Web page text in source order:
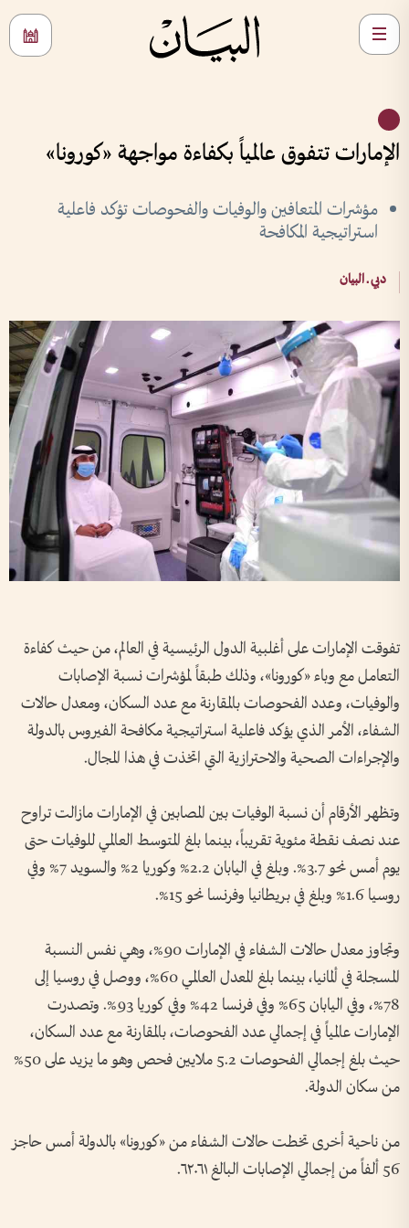
الإمارات تتفوق عالمياً بكفاءة مواجهة «كورونا»
مؤشرات المتعافين والوفيات والفحوصات تؤكد فاعلية
استراتيجية المكافحة
دبي ـ البيان
تفوقت الإمارات على أغلبية الدول الرئيسية في العالم، من حيث كفاءة
التعامل مع وباء «كورونا»، وذلك طبقاً لمؤشرات نسبة الإصابات
والوفيات، وعدد الفحوصات بالمقارنة مع عدد السكان، ومعدل حالات
الشفاء، الأمر الذي يؤكد فاعلية استراتيجية مكافحة الفيروس بالدولة
والإجراءات الصحية والاحترازية التي اتخذت في هذا المجال.
وتظهر الأرقام أن نسبة الوفيات بين المصابين في الإمارات مازالت تراوح
عند نصف نقطة مئوية تقريباً، بينما بلغ المتوسط العالمي للوفيات حتى
يوم أمس نحو 3.7%. وبلغ في اليابان 2.2% وكوريا 2% والسويد 7% وفي
روسيا 1.6% وبلغ في بريطانيا وفرنسا نحو 15%.
وتجاوز معدل حالات الشفاء في الإمارات 90%، وهي نفس النسبة
المسجلة في ألمانيا، بينما بلغ المعدل العالمي 60%، ووصل في روسيا إلى
78%، وفي اليابان 65% وفي فرنسا 42% وفي كوريا 93%. وتصدرت
الإمارات عالمياً في إجمالي عدد الفحوصات، بالمقارنة مع عدد السكان،
حيث بلغ إجمالي الفحوصات 5.2 ملايين فحص وهو ما يزيد على 50%
من سكان الدولة.
من ناحية أخرى تخطت حالات الشفاء من «كورونا» بالدولة أمس حاجز
56 ألفاً من إجمالي الإصابات البالغ ٦٢٠٦١.